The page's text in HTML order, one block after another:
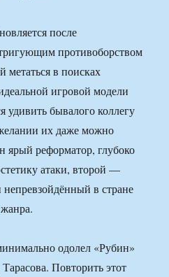
после
противоборством
в поисках
игровой модели
удивить бывалого коллегу
их даже можно
ярый реформатор, глубоко
атаки, второй —
непревзойдённый в стране
одолел «Рубин»
Повторить этот